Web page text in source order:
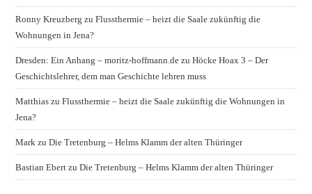
Ronny Kreuzberg zuFlussthermie – heizt die Saale zukünftig die
Wohnungen in Jena?
Dresden: Ein Anhang – moritz-hoffmann.de zuHöcke Hoax 3 – Der
Geschichtslehrer, dem man Geschichte lehren muss
Matthias zuFlussthermie – heizt die Saale zukünftig die Wohnungen in
Jena?
Mark zuDie Tretenburg – Helms Klamm der alten Thüringer
Bastian Ebert zuDie Tretenburg – Helms Klamm der alten Thüringer